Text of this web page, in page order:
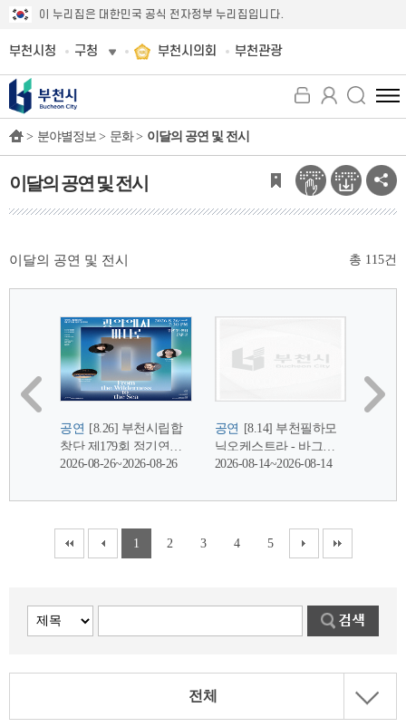
이 누리집은 대한민국 공식 전자정부 누리집입니다.
부천시청 구청 부천시의회 부천관광
전
체
뉴
보
기
> 분야별정보 > 문화 > 이달의 공연 및 전시
이달의 공연 및 전시
이달의 공연 및 전시 총 115건
전체